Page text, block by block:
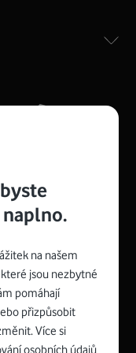
rozměry 21
(včetně stojánku)
připojení Wi-
na našem
jsou nezbytné
pomáhají
přizpůsobit
Více si
osobních údajů